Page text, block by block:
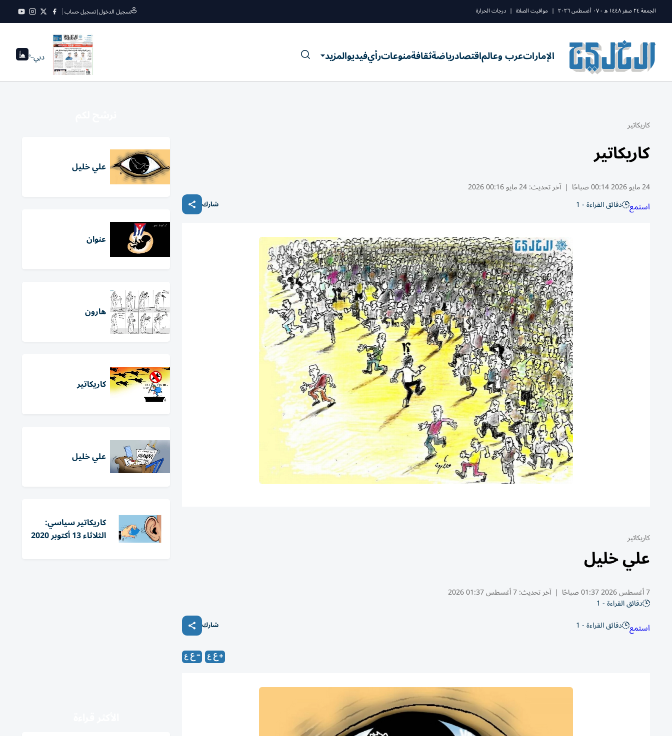
الجمعة ٢٤ صفر ١٤٤٨ ه - ٠٧ أغسطس ٢٠٢٦ | مواقيت الصلاة | درجات الحرارة تسجيل الدخول|تسجيل حساب
الإماراتعرب وعالماقتصادرياضةثقافةمنوعاترأيفيديوالمزيد دبي--°
كاريكاتير
كاريكاتير
24 مايو 2026 00:14 صباحًا | آخر تحديث:24 مايو 00:16 2026
استمع دقائق القراءة - 1 شارك
كاريكاتير
علي خليل
7 أغسطس 2026 01:37 صباحًا | آخر تحديث:7 أغسطس 01:37 2026
دقائق القراءة - 1
استمع دقائق القراءة - 1 شارك
علي خليل
عنوان
هارون
كاريكاتير
علي خليل
كاريكاتير سياسي:
الثلاثاء 13 أكتوبر 2020